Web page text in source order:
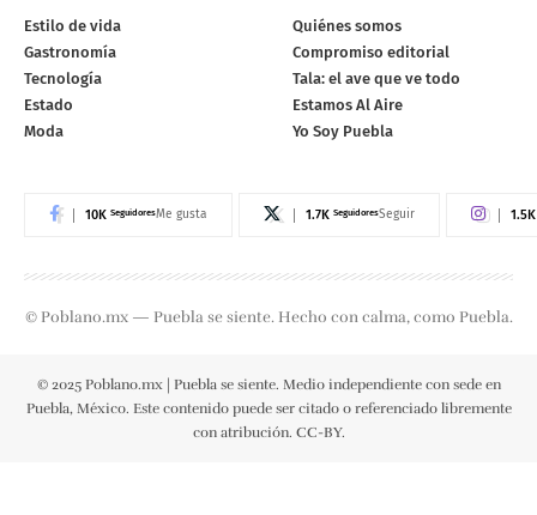
Estilo de vida
Gastronomía
Tecnología
Estado
Moda
Quiénes somos
Compromiso editorial
Tala: el ave que ve todo
Estamos Al Aire
Yo Soy Puebla
10K SeguidoresMe gusta 1.7K SeguidoresSeguir 1.5K
© Poblano.mx — Puebla se siente. Hecho con calma, como Puebla.
© 2025 Poblano.mx | Puebla se siente. Medio independiente con sede en
Puebla, México. Este contenido puede ser citado o referenciado libremente
con atribución. CC-BY.